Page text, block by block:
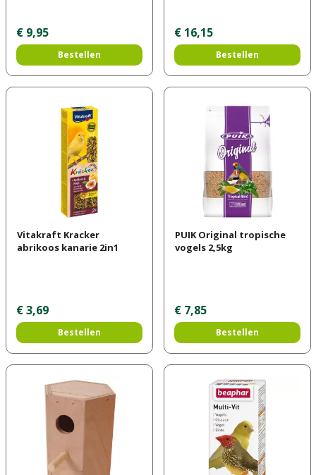
€ 9,95
Bestellen
€ 16,15
Bestellen
Vitakraft Kracker
abrikoos kanarie 2in1
€ 3,69
Bestellen
PUIK Original tropische
vogels 2,5kg
€ 7,85
Bestellen